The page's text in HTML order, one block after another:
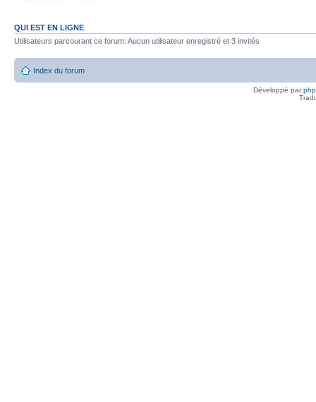
QUI EST EN LIGNE
Utilisateurs parcourant ce forum: Aucun utilisateur enregistré et 3 invités
Index du forum
Développé par